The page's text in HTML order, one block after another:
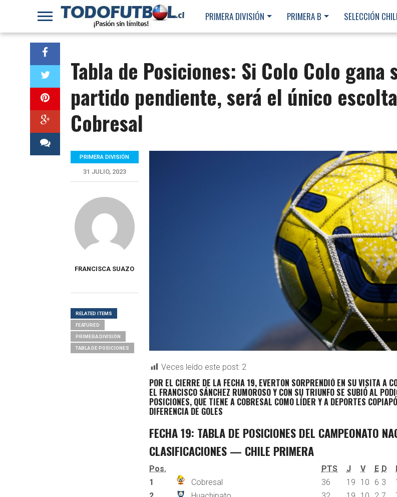
PRIMERA DIVISIÓN PRIMERA B SELECCIÓN
Tabla de Posiciones: Si Colo Colo gana
partido pendiente, será el único
Cobresal
Veces leído este post: 2
POR EL CIERRE DE LA FECHA 19, EVERTON SORPRENDIÓ EN SU VISITA A
EL FRANCISCO SÁNCHEZ RUMOROSO Y CON SU TRIUNFO SE SUBIÓ AL
POSICIONES, QUE TIENE A COBRESAL COMO LÍDER Y A DEPORTES
DIFERENCIA DE GOLES
FECHA 19: TABLA DE POSICIONES DEL CAMPEONATO
CLASIFICACIONES — CHILE PRIMERA
Pos. PTS J V E D
1
Cobresal 36 19 10 6 3
PRIMERA DIVISIÓN
31 JULIO, 2023
FRANCISCA SUAZO
RELATED ITEMS
FEATURED
PRIMERA DIVISIÓN
TABLA DE POSICIONES